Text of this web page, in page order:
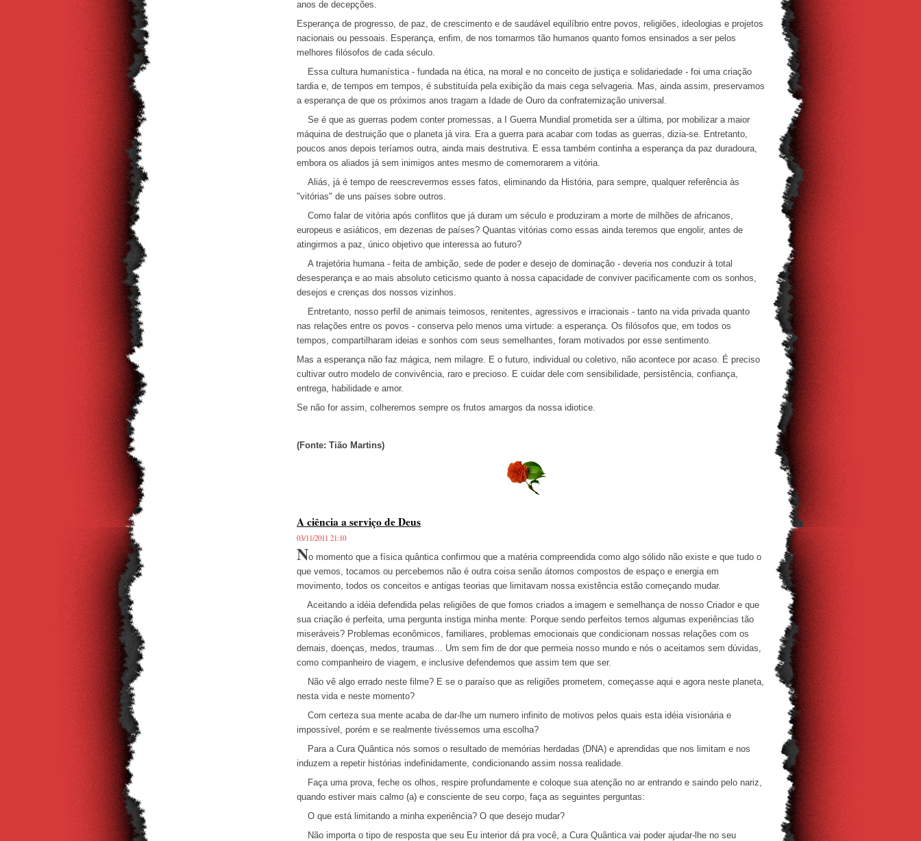
anos de decepções.
Esperança de progresso, de paz, de crescimento e de saudável equilíbrio entre povos, religiões, ideologias e projetos
nacionais ou pessoais. Esperança, enfim, de nos tornarmos tão humanos quanto fomos ensinados a ser pelos
melhores filósofos de cada século.
Essa cultura humanística - fundada na ética, na moral e no conceito de justiça e solidariedade - foi uma criação
tardia e, de tempos em tempos, é substituída pela exibição da mais cega selvageria. Mas, ainda assim, preservamos
a esperança de que os próximos anos tragam a Idade de Ouro da confraternização universal.
Se é que as guerras podem conter promessas, a I Guerra Mundial prometida ser a última, por mobilizar a maior
máquina de destruição que o planeta já vira. Era a guerra para acabar com todas as guerras, dizia-se. Entretanto,
poucos anos depois teríamos outra, ainda mais destrutiva. E essa também continha a esperança da paz duradoura,
embora os aliados já sem inimigos antes mesmo de comemorarem a vitória.
Aliás, já é tempo de reescrevermos esses fatos, eliminando da História, para sempre, qualquer referência às
"vitórias" de uns países sobre outros.
Como falar de vitória após conflitos que já duram um século e produziram a morte de milhões de africanos,
europeus e asiáticos, em dezenas de países? Quantas vitórias como essas ainda teremos que engolir, antes de
atingirmos a paz, único objetivo que interessa ao futuro?
A trajetória humana - feita de ambição, sede de poder e desejo de dominação - deveria nos conduzir à total
desesperança e ao mais absoluto ceticismo quanto à nossa capacidade de conviver pacificamente com os sonhos,
desejos e crenças dos nossos vizinhos.
Entretanto, nosso perfil de animais teimosos, renitentes, agressivos e irracionais - tanto na vida privada quanto
nas relações entre os povos - conserva pelo menos uma virtude: a esperança. Os filósofos que, em todos os
tempos, compartilharam ideias e sonhos com seus semelhantes, foram motivados por esse sentimento.
Mas a esperança não faz mágica, nem milagre. E o futuro, individual ou coletivo, não acontece por acaso. É preciso
cultivar outro modelo de convivência, raro e precioso. E cuidar dele com sensibilidade, persistência, confiança,
entrega, habilidade e amor.
Se não for assim, colheremos sempre os frutos amargos da nossa idiotice.
(Fonte: Tião Martins)
A ciência a serviço de Deus
03/11/2011 21:10
No momento que a física quântica confirmou que a matéria compreendida como algo sólido não existe e que tudo o
que vemos, tocamos ou percebemos não é outra coisa senão átomos compostos de espaço e energia em
movimento, todos os conceitos e antigas teorias que limitavam nossa existência estão começando mudar.
Aceitando a idéia defendida pelas religiões de que fomos criados a imagem e semelhança de nosso Criador e que
sua criação é perfeita, uma pergunta instiga minha mente: Porque sendo perfeitos temos algumas experiências tão
miseráveis? Problemas econômicos, familiares, problemas emocionais que condicionam nossas relações com os
demais, doenças, medos, traumas... Um sem fim de dor que permeia nosso mundo e nós o aceitamos sem dúvidas,
como companheiro de viagem, e inclusive defendemos que assim tem que ser.
Não vê algo errado neste filme? E se o paraíso que as religiões prometem, começasse aqui e agora neste planeta,
nesta vida e neste momento?
Com certeza sua mente acaba de dar-lhe um numero infinito de motivos pelos quais esta idéia visionária e
impossível, porém e se realmente tivéssemos uma escolha?
Para a Cura Quântica nós somos o resultado de memórias herdadas (DNA) e aprendidas que nos limitam e nos
induzem a repetir histórias indefinidamente, condicionando assim nossa realidade.
Faça uma prova, feche os olhos, respire profundamente e coloque sua atenção no ar entrando e saindo pelo nariz,
quando estiver mais calmo (a) e consciente de seu corpo, faça as seguintes perguntas:
O que está limitando a minha experiência? O que desejo mudar?
Não importa o tipo de resposta que seu Eu interior dá pra você, a Cura Quântica vai poder ajudar-lhe no seu